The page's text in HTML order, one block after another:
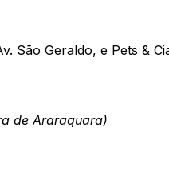
São Geraldo, e Pets &
de Araraquara)